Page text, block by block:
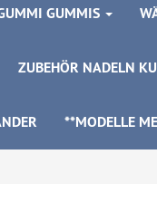
GUMMIS
ZUBEHÖR NADELN
**MODELLE